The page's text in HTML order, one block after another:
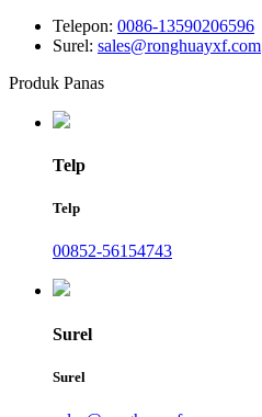
Telepon: 0086-13590206596
Surel: sales@ronghuayxf.com
Produk Panas
Telp
Telp
00852-56154743
Surel
Surel